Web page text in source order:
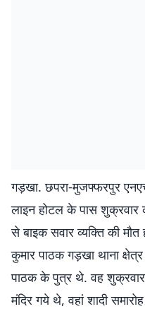
गड़खा. छपरा-मुजफ्फरपुर
लाइन होटल के पास शुक्रवार
से बाइक सवार व्यक्ति की
कुमार पाठक गड़खा थाना
पाठक के पुत्र थे. वह शुक्रवार
मंदिर गये थे, वहां शादी